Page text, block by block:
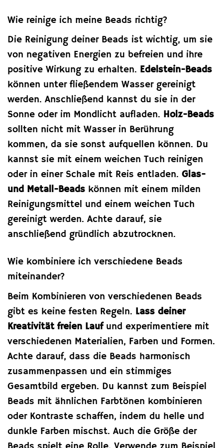
Wie reinige ich meine Beads richtig?
Die Reinigung deiner Beads ist wichtig, um sie
von negativen Energien zu befreien und ihre
positive Wirkung zu erhalten. Edelstein-Beads
können unter fließendem Wasser gereinigt
werden. Anschließend kannst du sie in der
Sonne oder im Mondlicht aufladen. Holz-Beads
sollten nicht mit Wasser in Berührung
kommen, da sie sonst aufquellen können. Du
kannst sie mit einem weichen Tuch reinigen
oder in einer Schale mit Reis entladen. Glas-
und Metall-Beads können mit einem milden
Reinigungsmittel und einem weichen Tuch
gereinigt werden. Achte darauf, sie
anschließend gründlich abzutrocknen.
Wie kombiniere ich verschiedene Beads
miteinander?
Beim Kombinieren von verschiedenen Beads
gibt es keine festen Regeln. Lass deiner
Kreativität freien Laufund experimentiere mit
verschiedenen Materialien, Farben und Formen.
Achte darauf, dass die Beads harmonisch
zusammenpassen und ein stimmiges
Gesamtbild ergeben. Du kannst zum Beispiel
Beads mit ähnlichen Farbtönen kombinieren
oder Kontraste schaffen, indem du helle und
dunkle Farben mischst. Auch die Größe der